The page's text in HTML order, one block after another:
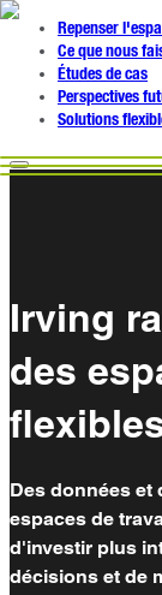
Repenser
Ce que nous
Études de cas
Perspectives
Solutions
Irving
des
Des données et
espaces de
d'investir plus
décisions et de